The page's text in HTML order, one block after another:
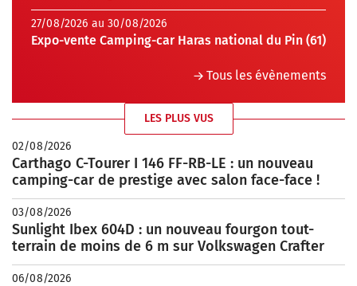
27/08/2026 au 30/08/2026
Expo-vente Camping-car Haras national du Pin (61)
Tous les évènements
LES PLUS VUS
02/08/2026
Carthago C-Tourer I 146 FF-RB-LE : un nouveau
camping-car de prestige avec salon face-face !
03/08/2026
Sunlight Ibex 604D : un nouveau fourgon tout-
terrain de moins de 6 m sur Volkswagen Crafter
06/08/2026